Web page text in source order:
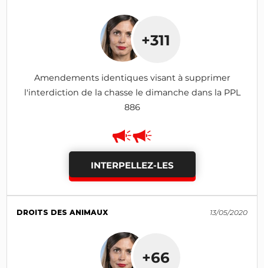
+311
Amendements identiques visant à supprimer
l'interdiction de la chasse le dimanche dans la PPL
886
INTERPELLEZ-LES
DROITS DES ANIMAUX 13/05/2020
+66